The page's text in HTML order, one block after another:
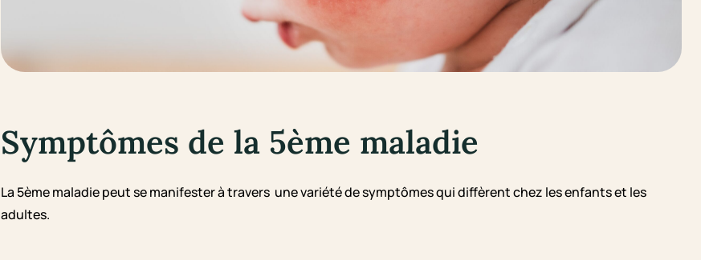
Symptômes de la 5ème maladie
La 5ème maladie peut se manifester à travers une variété de symptômes qui diffèrent chez les enfants et les
adultes.